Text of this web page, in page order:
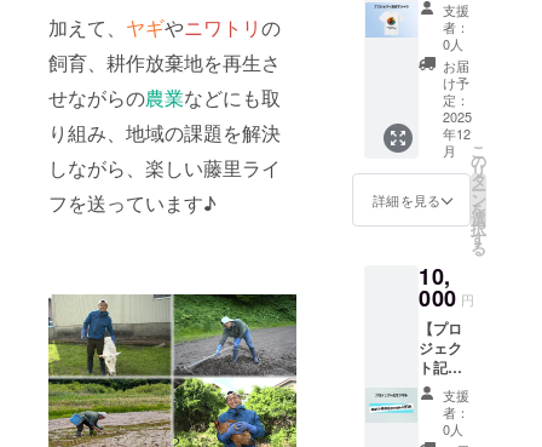
加えて、 ヤギやニワトリの
飼育、耕作放棄地を再生さ
せながらの農業などにも取
り組み、地域の課題を解決
しながら、楽しい藤里ライ
フを送っています♪
の新芽
のこ
と。ス
プラウ
トとは
違い、
土と水
で栽培
するた
め高い
る風味
が特徴
でサラ
ダやメ
イン料
理の付
け合わ
せやお
皿の彩
ツ】 当
プロ
ジェク
トを記
念したT
シャ
ツ！ぜ
ひこれ
を一緒
に着て
走りま
しょう♪
は
S,M,L,X
Lを選択
できま
す ※画
像はイ
メージ
で、デ
ザイン
支援
者：
0人
お届
け予
定：
2025
年12
月
詳細を見る
こ
の
リ
タ
ー
ン
を
選
択
す
る
10,
000 円
【プロ
ジェク
ト記念
タオ
ル】 当
プロ
支援
者：
0人